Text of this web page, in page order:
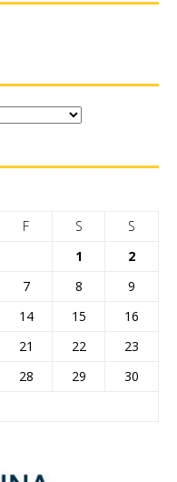
F S
S
1
2
7 8
9
14 15
16
21 22
23
28 29
30